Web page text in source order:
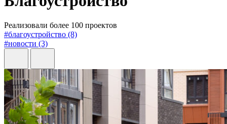
Реализовали более 100 проектов
#благоустройство (8)
#новости (3)